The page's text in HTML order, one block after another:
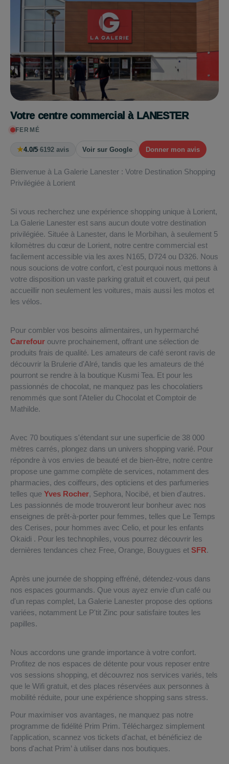
Votre centre commercial à LANESTER
FERMÉ
★4.0/5·6192 avis Voir sur Google Donner mon avis
Bienvenue à La Galerie Lanester : Votre Destination Shopping
Privilégiée à Lorient
Si vous recherchez une expérience shopping unique à Lorient,
La Galerie Lanester est sans aucun doute votre destination
privilégiée. Située à Lanester, dans le Morbihan, à seulement 5
kilomètres du cœur de Lorient, notre centre commercial est
facilement accessible via les axes N165, D724 ou D326. Nous
nous soucions de votre confort, c'est pourquoi nous mettons à
votre disposition un vaste parking gratuit et couvert, qui peut
accueillir non seulement les voitures, mais aussi les motos et
les vélos.
Pour combler vos besoins alimentaires, un hypermarché
Carrefour ouvre prochainement, offrant une sélection de
produits frais de qualité. Les amateurs de café seront ravis de
découvrir la Brulerie d'Alré, tandis que les amateurs de thé
pourront se rendre à la boutique Kusmi Tea. Et pour les
passionnés de chocolat, ne manquez pas les chocolatiers
renommés que sont l'Atelier du Chocolat et Comptoir de
Mathilde.
Avec 70 boutiques s'étendant sur une superficie de 38 000
mètres carrés, plongez dans un univers shopping varié. Pour
répondre à vos envies de beauté et de bien-être, notre centre
propose une gamme complète de services, notamment des
pharmacies, des coiffeurs, des opticiens et des parfumeries
telles que Yves Rocher, Sephora, Nocibé, et bien d'autres.
Les passionnés de mode trouveront leur bonheur avec nos
enseignes de prêt-à-porter pour femmes, telles que Le Temps
des Cerises, pour hommes avec Celio, et pour les enfants
Okaidi . Pour les technophiles, vous pourrez découvrir les
dernières tendances chez Free, Orange, Bouygues et SFR.
Après une journée de shopping effréné, détendez-vous dans
nos espaces gourmands. Que vous ayez envie d'un café ou
d'un repas complet, La Galerie Lanester propose des options
variées, notamment Le P'tit Zinc pour satisfaire toutes les
papilles.
Nous accordons une grande importance à votre confort.
Profitez de nos espaces de détente pour vous reposer entre
vos sessions shopping, et découvrez nos services variés, tels
que le Wifi gratuit, et des places réservées aux personnes à
mobilité réduite, pour une expérience shopping sans stress.
Pour maximiser vos avantages, ne manquez pas notre
programme de fidélité Prim Prim. Téléchargez simplement
l'application, scannez vos tickets d'achat, et bénéficiez de
bons d'achat Prim’ à utiliser dans nos boutiques.